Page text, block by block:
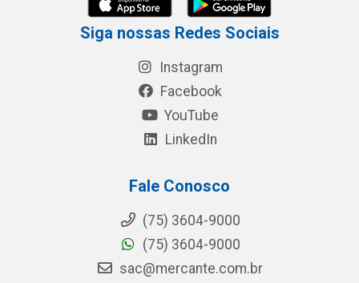
Siga nossas Redes Sociais
Instagram
Facebook
YouTube
LinkedIn
Fale Conosco
(75) 3604-9000
(75) 3604-9000
sac@mercante.com.br